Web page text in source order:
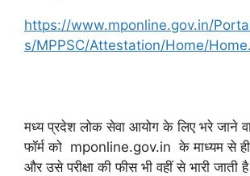
https://www.mponline.gov.in/
s/MPPSC/Attestation/Home/
मध्य प्रदेश लोक सेवा आयोग के लिए भरे जाने
फॉर्म को mponline.gov.in के माध्यम से
और उसे परीक्षा की फीस भी वहीं से भारी जाती